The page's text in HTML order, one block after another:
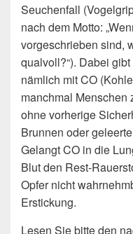
Seuchenfall
nach dem Motto:
vorgeschrieben sind,
qualvoll?“). Dabei
nämlich mit CO
manchmal Menschen
ohne vorherige
Brunnen oder
Gelangt CO in die
Blut den Rest-
Opfer nicht
Erstickung.
Lesen Sie bitte den